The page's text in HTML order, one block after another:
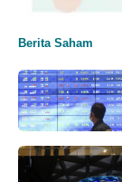
Berita Saham